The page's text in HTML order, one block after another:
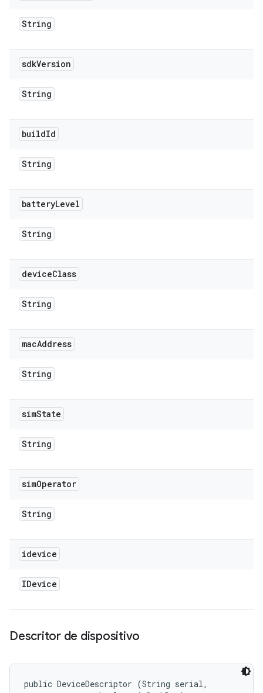
String
sdkVersion
String
buildId
String
batteryLevel
String
deviceClass
String
macAddress
String
simState
String
simOperator
String
idevice
IDevice
Descritor de dispositivo
public DeviceDescriptor (String serial,